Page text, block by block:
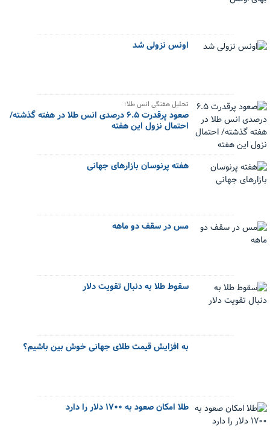
اونس نزولی شد
تحلیل هفتگی انس طلا؛
صعود پرقدرت ۶.۵ درصدی انس طلا در هفته گذشته/
احتمال نزول این هفته
هفته پرنوسان بازارهای جهانی
مس در سقف دو ماهه
سقوط طلا به دنبال تقویت دلار
به افزایش قیمت طلای جهانی خوش بین باشیم؟
طلا امکان صعود به ۱۷۰۰ دلار را دارد